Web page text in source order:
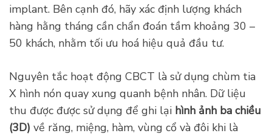
implant. Bên cạnh đó, hãy xác định lượng khách
hàng hằng tháng cần chẩn đoán tầm khoảng 30 –
50 khách, nhằm tối ưu hoá hiệu quả đầu tư.
Nguyên tắc hoạt động CBCT là sử dụng chùm tia
X hình nón quay xung quanh bệnh nhân. Dữ liệu
thu được được sử dụng để ghi lại hình ảnh ba chiều
(3D) về răng, miệng, hàm, vùng cổ và đôi khi là